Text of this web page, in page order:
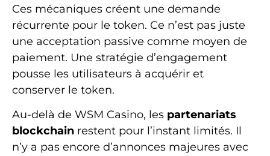
Ces mécaniques créent une demande
récurrente pour le token. Ce n’est pas juste
une acceptation passive comme moyen de
paiement. Une stratégie d’engagement
pousse les utilisateurs à acquérir et
conserver le token.
Au-delà de WSM Casino, les partenariats
blockchain restent pour l’instant limités. Il
n’y a pas encore d’annonces majeures avec